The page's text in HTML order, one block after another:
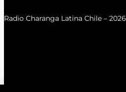
Radio Charanga Latina Chile – 2026